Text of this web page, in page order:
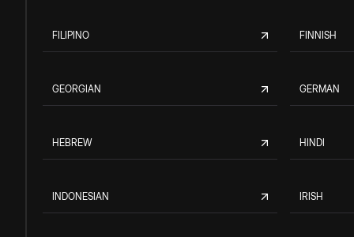
FILIPINO FINNISH
GEORGIAN GERMAN
HEBREW HINDI
INDONESIAN IRISH